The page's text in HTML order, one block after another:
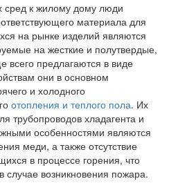
сред к жилому дому люди
материала для
на рынке изделий являются
на жесткие и полутвердые,
всего предлагаются в виде
они в основном
и холодного
отопления и теплого пола. Их
трубопроводов хладагента и
особенностями являются
меди, а также отсутствие
в процессе горения, что
случае возникновения пожара.